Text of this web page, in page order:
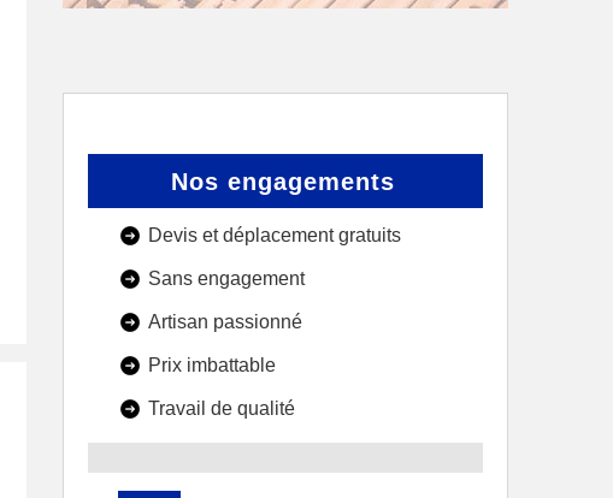
Nos engagements
Devis et déplacement gratuits
Sans engagement
Artisan passionné
Prix imbattable
Travail de qualité